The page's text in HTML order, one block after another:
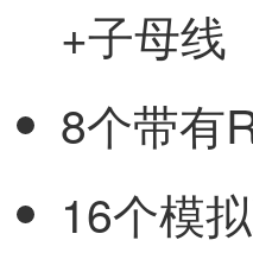
+子母线
8个带有
16个模